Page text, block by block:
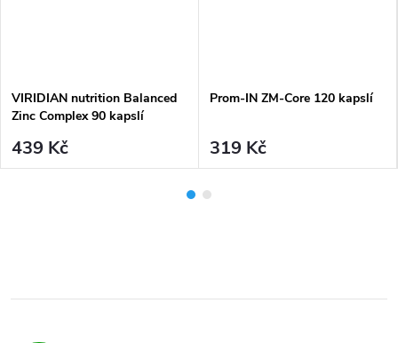
VIRIDIAN nutrition Balanced
Zinc Complex 90 kapslí
439 Kč
Prom-IN ZM-Core 120 kapslí
319 Kč